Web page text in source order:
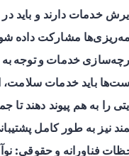
خدمات دارند و باید در
مشارکت داده
خدمات و توجه
باید خدمات سلامت،
را به هم پیوند دهند تا
نیز به طور کامل
فناورانه و حقوقی: